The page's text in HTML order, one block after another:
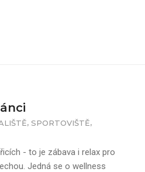
, SPORTOVIŠTĚ,
- to je zábava i relax pro
Jedná se o wellness